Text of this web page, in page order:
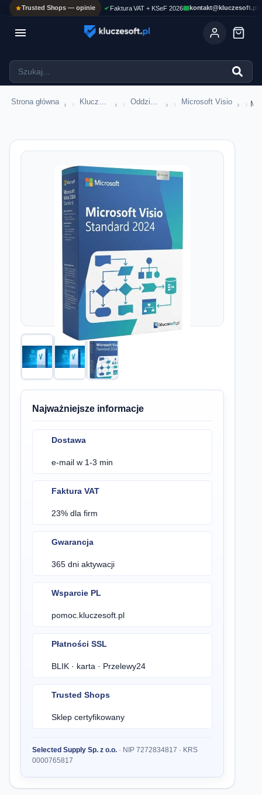
Trusted Shops — opinie Faktura VAT + KSeF 2026 kontakt@kluczesoft.pl

Strona główna › Klucze Microsoft Office › Oddzielne Aplikacje Office › Microsoft Visio ›
Najważniejsze informacje
Dostawa
e-mail w 1-3 min
Faktura VAT
23% dla firm
Gwarancja
365 dni aktywacji
Wsparcie PL
pomoc.kluczesoft.pl
Płatności SSL
BLIK · karta · Przelewy24
Trusted Shops
Sklep certyfikowany
Selected Supply Sp. z o.o. · NIP 7272834817 · KRS
0000765817